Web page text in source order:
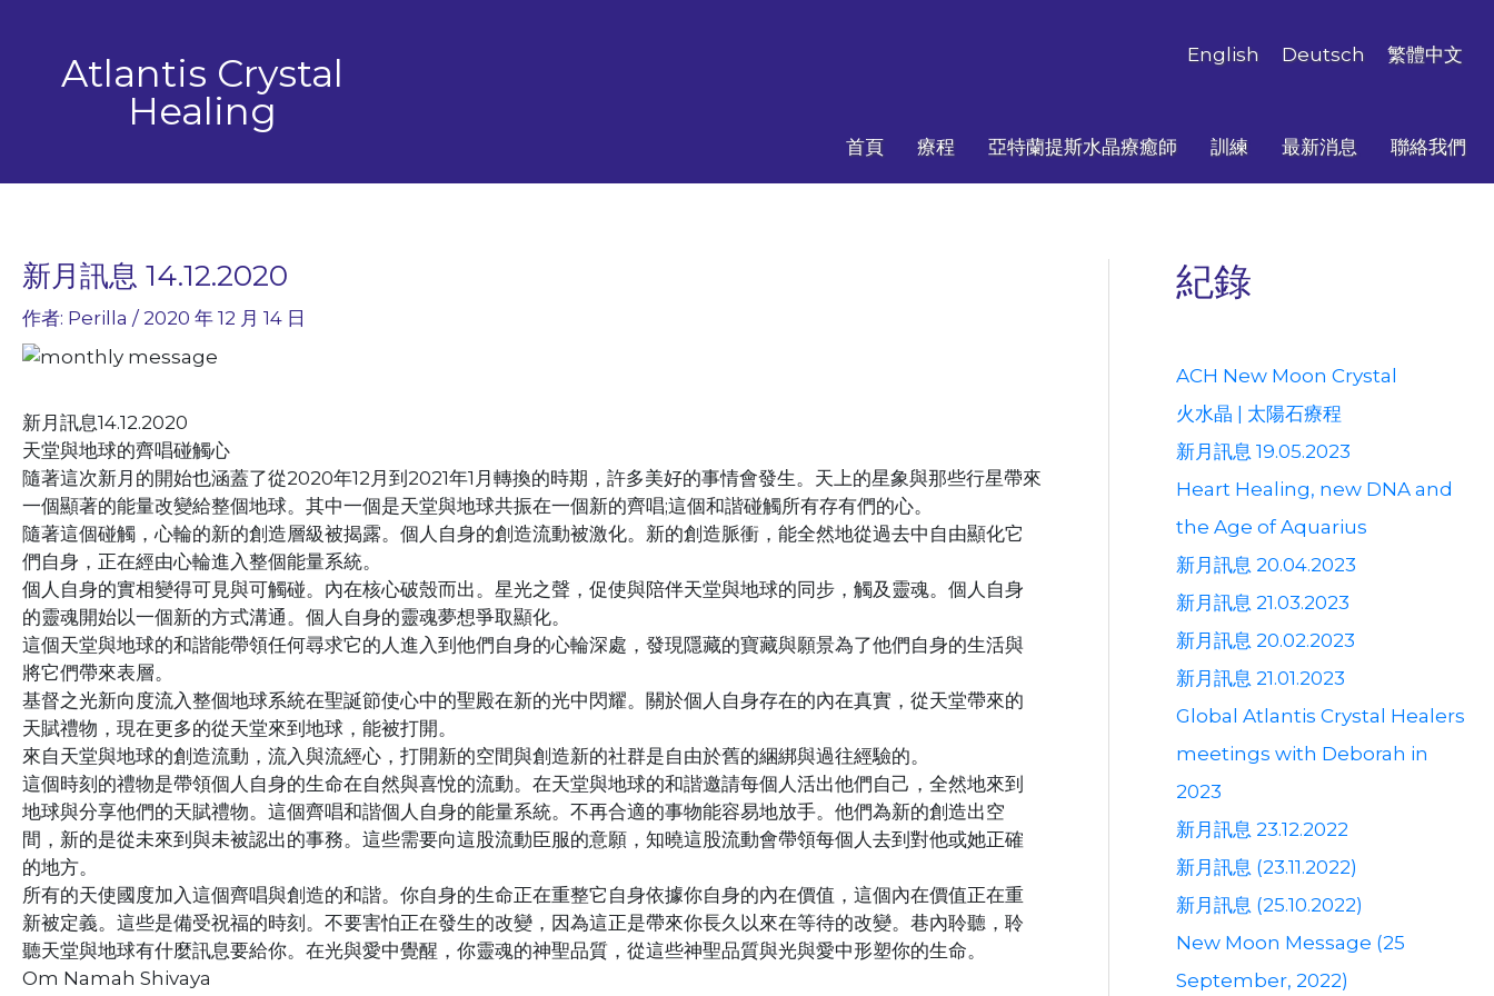
Atlantis Crystal
Healing
English Deutsch 繁體中文
首頁 療程 亞特蘭提斯水晶療癒師 訓練 最新消息 聯絡我們
新月訊息 14.12.2020
作者: Perilla / 2020 年 12 月 14 日
新月訊息14.12.2020
天堂與地球的齊唱碰觸心
隨著這次新月的開始也涵蓋了從2020年12月到2021年1月轉換的時期，許多美好的事情會發生。天上的星象與那些行星帶來
一個顯著的能量改變給整個地球。其中一個是天堂與地球共振在一個新的齊唱;這個和諧碰觸所有存有們的心。
隨著這個碰觸，心輪的新的創造層級被揭露。個人自身的創造流動被激化。新的創造脈衝，能全然地從過去中自由顯化它
們自身，正在經由心輪進入整個能量系統。
個人自身的實相變得可見與可觸碰。內在核心破殼而出。星光之聲，促使與陪伴天堂與地球的同步，觸及靈魂。個人自身
的靈魂開始以一個新的方式溝通。個人自身的靈魂夢想爭取顯化。
這個天堂與地球的和諧能帶領任何尋求它的人進入到他們自身的心輪深處，發現隱藏的寶藏與願景為了他們自身的生活與
將它們帶來表層。
基督之光新向度流入整個地球系統在聖誕節使心中的聖殿在新的光中閃耀。關於個人自身存在的內在真實，從天堂帶來的
天賦禮物，現在更多的從天堂來到地球，能被打開。
來自天堂與地球的創造流動，流入與流經心，打開新的空間與創造新的社群是自由於舊的綑綁與過往經驗的。
這個時刻的禮物是帶領個人自身的生命在自然與喜悅的流動。在天堂與地球的和諧邀請每個人活出他們自己，全然地來到
地球與分享他們的天賦禮物。這個齊唱和諧個人自身的能量系統。不再合適的事物能容易地放手。他們為新的創造出空
間，新的是從未來到與未被認出的事務。這些需要向這股流動臣服的意願，知曉這股流動會帶領每個人去到對他或她正確
的地方。
所有的天使國度加入這個齊唱與創造的和諧。你自身的生命正在重整它自身依據你自身的內在價值，這個內在價值正在重
新被定義。這些是備受祝福的時刻。不要害怕正在發生的改變，因為這正是帶來你長久以來在等待的改變。巷內聆聽，聆
聽天堂與地球有什麼訊息要給你。在光與愛中覺醒，你靈魂的神聖品質，從這些神聖品質與光與愛中形塑你的生命。
Om Namah Shivaya
紀錄
ACH New Moon Crystal
火水晶 | 太陽石療程
新月訊息 19.05.2023
Heart Healing, new DNA and
the Age of Aquarius
新月訊息 20.04.2023
新月訊息 21.03.2023
新月訊息 20.02.2023
新月訊息 21.01.2023
Global Atlantis Crystal Healers
meetings with Deborah in
2023
新月訊息 23.12.2022
新月訊息 (23.11.2022)
新月訊息 (25.10.2022)
New Moon Message (25
September, 2022)